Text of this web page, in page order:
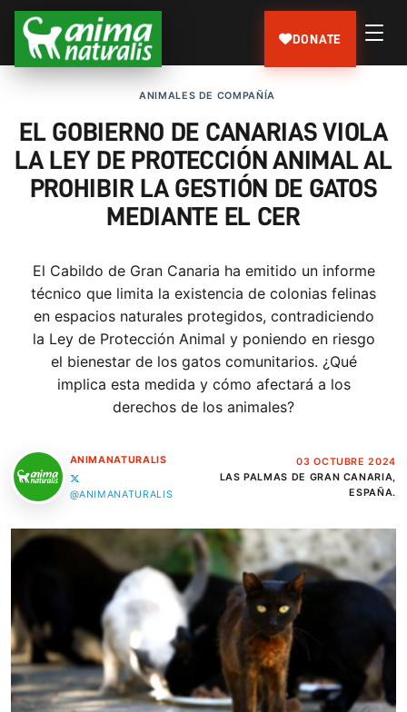
DONATE
ANIMALES DE COMPAÑÍA
EL GOBIERNO DE CANARIAS VIOLA
LA LEY DE PROTECCIÓN ANIMAL AL
PROHIBIR LA GESTIÓN DE GATOS
MEDIANTE EL CER
El Cabildo de Gran Canaria ha emitido un informe
técnico que limita la existencia de colonias felinas
en espacios naturales protegidos, contradiciendo
la Ley de Protección Animal y poniendo en riesgo
el bienestar de los gatos comunitarios. ¿Qué
implica esta medida y cómo afectará a los
derechos de los animales?
ANIMANATURALIS
@ANIMANATURALIS
03 OCTUBRE 2024
LAS PALMAS DE GRAN CANARIA,
ESPAÑA.